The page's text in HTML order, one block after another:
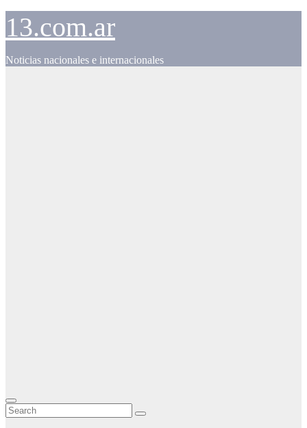
Skip
content
13.com.ar
Noticias nacionales e internacionales